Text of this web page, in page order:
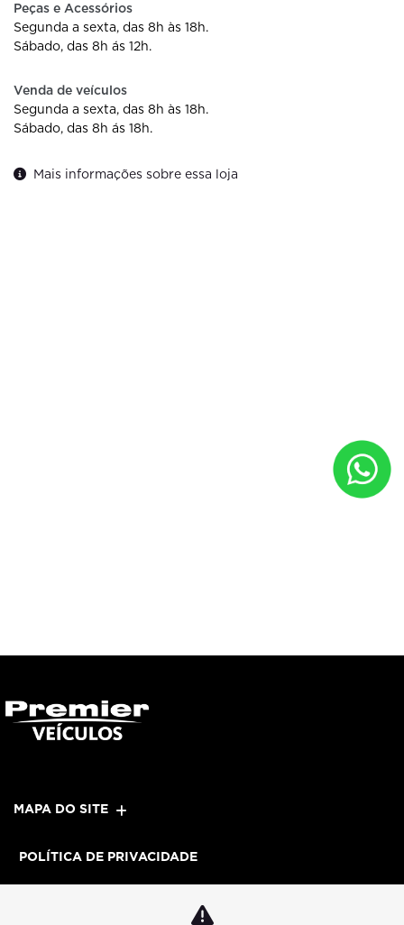
Peças e Acessórios
Segunda a sexta, das 8h às 18h.
Sábado, das 8h ás 12h.
Venda de veículos
Segunda a sexta, das 8h às 18h.
Sábado, das 8h ás 18h.
Mais informações sobre essa loja
MAPA DO SITE
POLÍTICA DE PRIVACIDADE